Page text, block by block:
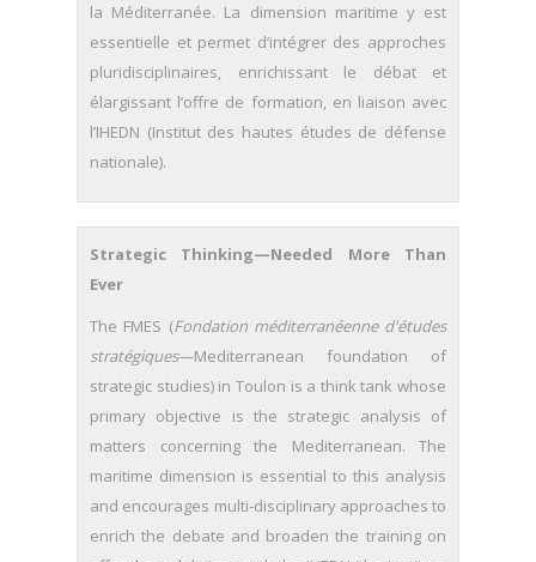
la Méditerranée. La dimension maritime y est
essentielle et permet d’intégrer des approches
pluridisciplinaires, enrichissant le débat et
élargissant l’offre de formation, en liaison avec
l’IHEDN (Institut des hautes études de défense
nationale).
Strategic Thinking—Needed More Than
Ever
The FMES (Fondation méditerranéenne d'études
stratégiques—Mediterranean foundation of
strategic studies) in Toulon is a think tank whose
primary objective is the strategic analysis of
matters concerning the Mediterranean. The
maritime dimension is essential to this analysis
and encourages multi-disciplinary approaches to
enrich the debate and broaden the training on